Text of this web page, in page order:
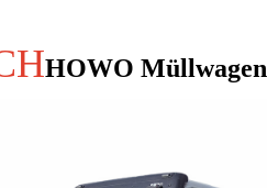
HOWO Müllwagen